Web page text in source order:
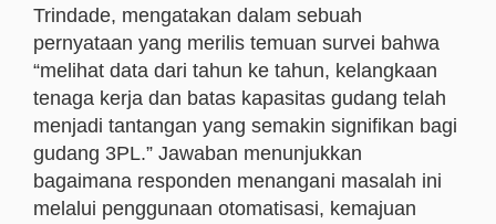
Trindade, mengatakan dalam sebuah
pernyataan yang merilis temuan survei bahwa
“melihat data dari tahun ke tahun, kelangkaan
tenaga kerja dan batas kapasitas gudang telah
menjadi tantangan yang semakin signifikan bagi
gudang 3PL.” Jawaban menunjukkan
bagaimana responden menangani masalah ini
melalui penggunaan otomatisasi, kemajuan